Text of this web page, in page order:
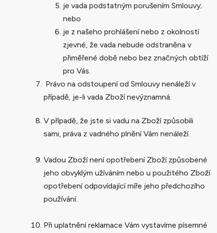
je vada podstatným porušením Smlouvy;
nebo
je z našeho prohlášení nebo z okolností
zjevné, že vada nebude odstraněna v
přiměřené době nebo bez značných obtíží
pro Vás.
Právo na odstoupení od Smlouvy nenáleží v
případě, je-li vada Zboží nevýznamná.
V případě, že jste si vadu na Zboží způsobili
sami, práva z vadného plnění Vám nenáleží.
Vadou Zboží není opotřebení Zboží způsobené
jeho obvyklým užíváním nebo u použitého Zboží
opotřebení odpovídající míře jeho předchozího
používání.
Při uplatnění reklamace Vám vystavíme písemné